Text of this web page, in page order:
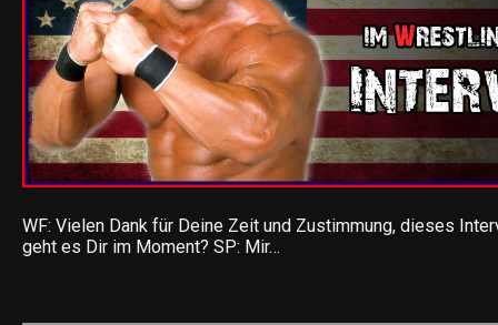
WF: Vielen Dank für Deine Zeit und Zustimmung, dieses
geht es Dir im Moment? SP: Mir…